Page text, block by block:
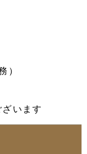
）
います